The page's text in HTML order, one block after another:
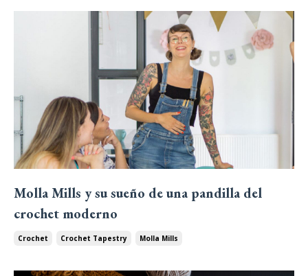
Molla Mills y su sueño de una pandilla del
crochet moderno
Crochet Crochet Tapestry Molla Mills